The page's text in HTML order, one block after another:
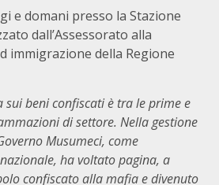
e domani presso la Stazione
dall’Assessorato alla
immigrazione della Regione
sui beni confiscati è tra le prime e
di settore. Nella gestione
Musumeci, come
ha voltato pagina, a
confiscato alla mafia e divenuto